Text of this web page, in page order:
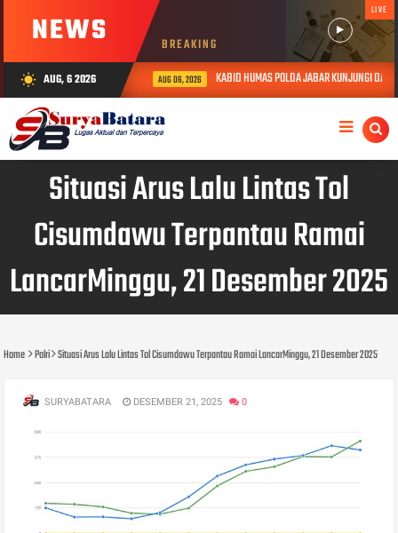
NEWS BREAKING
LIVE
wb_sunny AUG, 6 2026 AUG 06, 2026 KABID HUMAS POLDA JABAR KUNJUNGI DAN
Situasi Arus Lalu Lintas Tol
Cisumdawu Terpantau Ramai
LancarMinggu, 21 Desember 2025
Home Polri Situasi Arus Lalu Lintas Tol Cisumdawu Terpantau Ramai LancarMinggu, 21 Desember 2025
SURYABATARA DESEMBER 21, 2025 0